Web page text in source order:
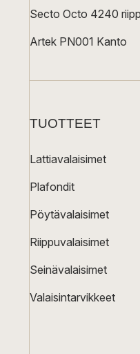
Secto Octo 4240
Artek PN001 Kanto
TUOTTEET
Lattiavalaisimet
Plafondit
Pöytävalaisimet
Riippuvalaisimet
Seinävalaisimet
Valaisintarvikkeet